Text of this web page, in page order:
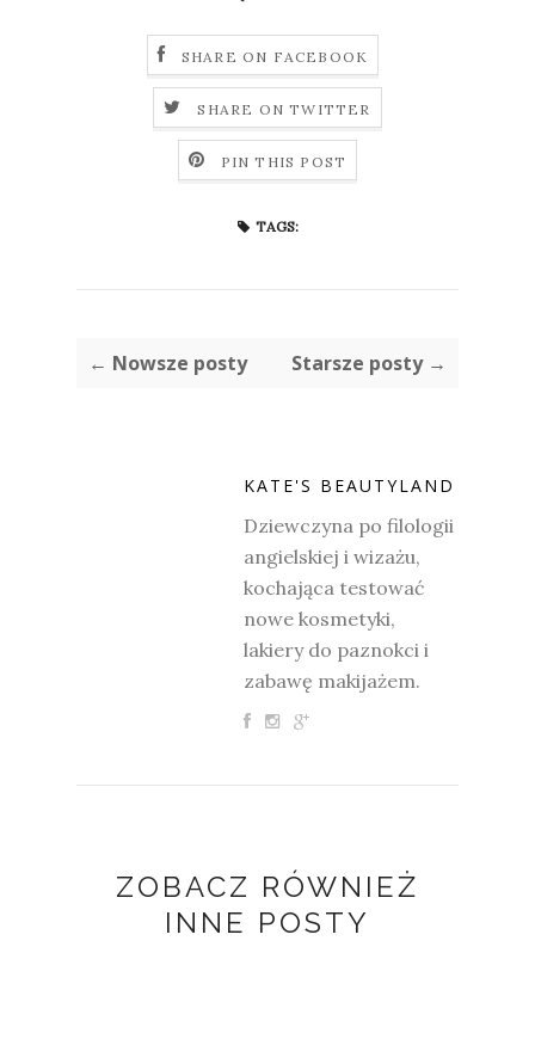
SHARE ON FACEBOOK
SHARE ON TWITTER
PIN THIS POST
TAGS:
← Nowsze posty Starsze posty →
KATE'S BEAUTYLAND
Dziewczyna po filologii
angielskiej i wizażu,
kochająca testować
nowe kosmetyki,
lakiery do paznokci i
zabawę makijażem.
ZOBACZ RÓWNIEŻ
INNE POSTY